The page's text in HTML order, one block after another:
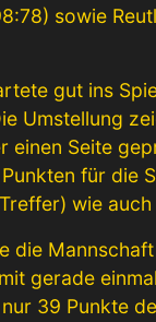
sowie
gut ins
Umstellung
einen Seite
für die
wie
die
gerade
39 Punkte